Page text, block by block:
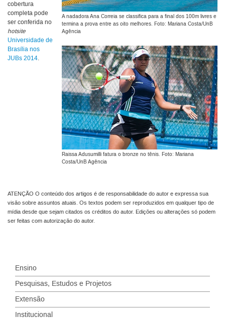
A nadadora Ana Correia se classifica para a final dos 100m livres e
termina a prova entre as oito melhores. Foto: Mariana Costa/UnB
Agência
Raissa Adusumilli fatura o bronze no tênis. Foto: Mariana
Costa/UnB Agência
cobertura
completa pode
ser conferida no
hotsite
Universidade de
Brasília nos
JUBs 2014.
ATENÇÃO O conteúdo dos artigos é de responsabilidade do autor e expressa sua
visão sobre assuntos atuais. Os textos podem ser reproduzidos em qualquer tipo de
mídia desde que sejam citados os créditos do autor. Edições ou alterações só podem
ser feitas com autorização do autor.
Ensino
Pesquisas, Estudos e Projetos
Extensão
Institucional